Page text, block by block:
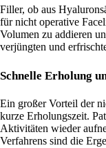
Filler, ob aus
für nicht operative
Volumen zu addieren
verjüngten und
Schnelle Erholung
Ein großer Vorteil der
kurze Erholungszeit.
Aktivitäten wieder
Verfahrens sind die